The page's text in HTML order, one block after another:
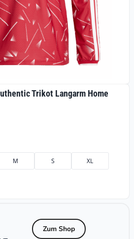
Trikot Langarm Home
M S XL
Zum Shop